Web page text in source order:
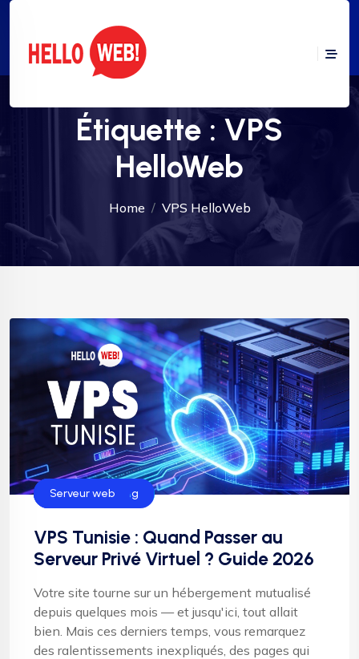
Étiquette : VPS
HelloWeb
Home VPS HelloWeb
Hébergement
Helloweb Hosting
Serveur web
VPS Tunisie : Quand Passer au
Serveur Privé Virtuel ? Guide 2026
Votre site tourne sur un hébergement mutualisé
depuis quelques mois — et jusqu'ici, tout allait
bien. Mais ces derniers temps, vous remarquez
des ralentissements inexpliqués, des pages qui